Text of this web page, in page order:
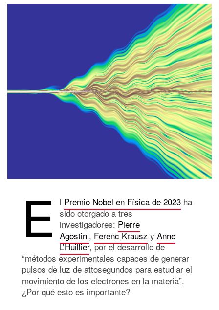
E l Premio Nobel en Física de 2023 ha
sido otorgado a tres
investigadores: Pierre
Agostini, Ferenc Krausz y Anne
L’Huillier, por el desarrollo de
“métodos experimentales capaces de generar
pulsos de luz de attosegundos para estudiar el
movimiento de los electrones en la materia”.
¿Por qué esto es importante?